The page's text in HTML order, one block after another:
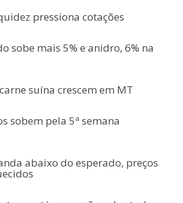
pressiona cotações
sobe mais 5% e anidro, 6% na
suína crescem em MT
sobem pela 5ª semana
abaixo do esperado, preços